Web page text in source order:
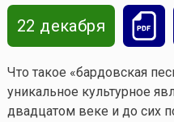
22 декабря
Что такое «бардовская
уникальное культурное
двадцатом веке и до сих